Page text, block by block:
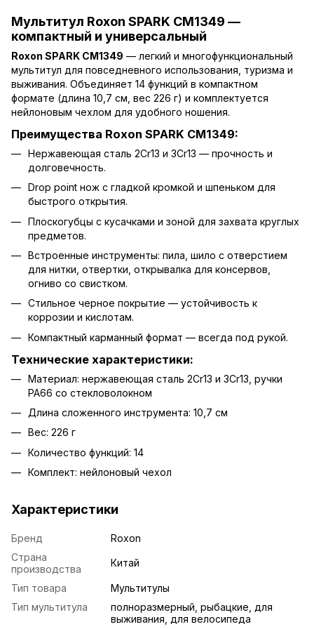
Мультитул Roxon SPARK CM1349 —
компактный и универсальный
Roxon SPARK CM1349 — легкий и многофункциональный
мультитул для повседневного использования, туризма и
выживания. Объединяет 14 функций в компактном
формате (длина 10,7 см, вес 226 г) и комплектуется
нейлоновым чехлом для удобного ношения.
Преимущества Roxon SPARK CM1349:
Нержавеющая сталь 2Cr13 и 3Cr13 — прочность и
долговечность.
Drop point нож с гладкой кромкой и шпеньком для
быстрого открытия.
Плоскогубцы с кусачками и зоной для захвата круглых
предметов.
Встроенные инструменты: пила, шило с отверстием
для нитки, отвертки, открывалка для консервов,
огниво со свистком.
Стильное черное покрытие — устойчивость к
коррозии и кислотам.
Компактный карманный формат — всегда под рукой.
Технические характеристики:
Материал: нержавеющая сталь 2Cr13 и 3Cr13, ручки
PA66 со стекловолокном
Длина сложенного инструмента: 10,7 см
Вес: 226 г
Количество функций: 14
Комплект: нейлоновый чехол
Характеристики
Бренд
Roxon
Страна
производства
Китай
Тип товара
Мультитулы
Тип мультитула
полноразмерный, рыбацкие, для
выживания, для велосипеда